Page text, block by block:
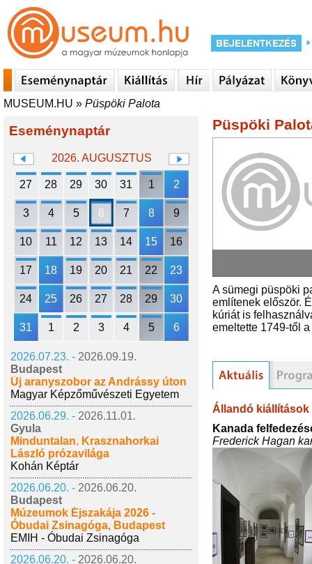
MUSEUM.HU » Püspöki Palota
Eseménynaptár
2026. AUGUSZTUS
27 28 29 30 31 1 2
3 4 5 6 7 8 9
10 11 12 13 14 15 16
17 18 19 20 21 22 23
24 25 26 27 28 29 30
31 1 2 3 4 5 6
2026.07.23. - 2026.09.19.
Budapest
Új aranyszobor az Andrássy úton
Magyar Képzőművészeti Egyetem
2026.06.29. - 2026.11.01.
Gyula
Minduntalan. Krasznahorkai
László prózavilága
Kohán Képtár
2026.06.20. - 2026.06.20.
Budapest
Múzeumok Éjszakája 2026 -
Óbudai Zsinagóga, Budapest
EMIH - Óbudai Zsinagóga
2026.06.20. - 2026.06.20.
Püspöki
A sümegi püspöki
említenek először.
kúriát is
emeltette 1749-től
Állandó kiállítások
Kanada
Frederick Hagan